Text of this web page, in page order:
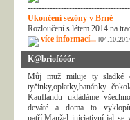
Ukončení sezóny v Brně
Rozloučení s létem 2014 na
více informací...
K@briofóóór
Můj muž miluje ty sladké
tyčinky,oplatky,banánky
Kauflandu ukládáme
deváté a doma to
patří.Manžel iniciativní jal se